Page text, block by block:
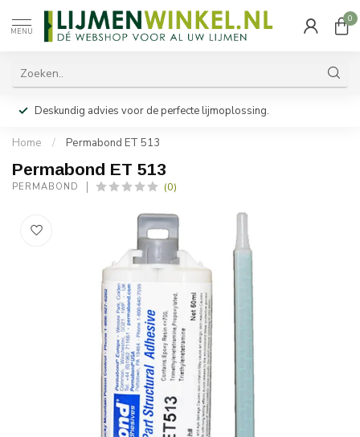
MENU
0
Deskundig advies voor de perfecte lijmoplossing.
Home / Permabond ET 513
Permabond ET 513
PERMABOND (0)